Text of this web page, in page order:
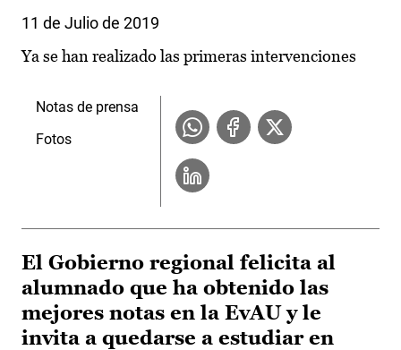
11 de Julio de 2019
Ya se han realizado las primeras intervenciones
Notas de prensa
Fotos
El Gobierno regional felicita al
alumnado que ha obtenido las
mejores notas en la EvAU y le
invita a quedarse a estudiar en